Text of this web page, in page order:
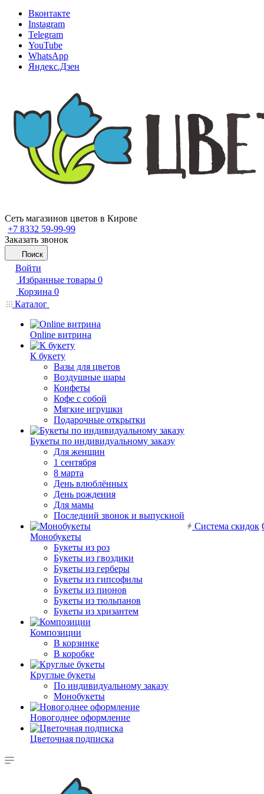
Вконтакте
Instagram
Telegram
YouTube
WhatsApp
Яндекс.Дзен
Сеть магазинов цветов в Кирове
+7 8332 59-99-99
Заказать звонок
Поиск
Войти
Избранные товары 0
Корзина 0
Каталог
Online витрина
К букету
Вазы для цветов
Воздушные шары
Конфеты
Кофе с собой
Мягкие игрушки
Подарочные открытки
Букеты по индивидуальному заказу
Для женщин
1 сентября
8 марта
День влюблённых
День рождения
Для мамы
Последний звонок и выпускной
Монобукеты
Букеты из роз
Букеты из гвоздики
Букеты из герберы
Букеты из гипсофилы
Букеты из пионов
Букеты из тюльпанов
Букеты из хризантем
Композиции
В корзинке
В коробке
Круглые букеты
По индивидуальному заказу
Монобукеты
Новогоднее оформление
Цветочная подписка
Система скидок